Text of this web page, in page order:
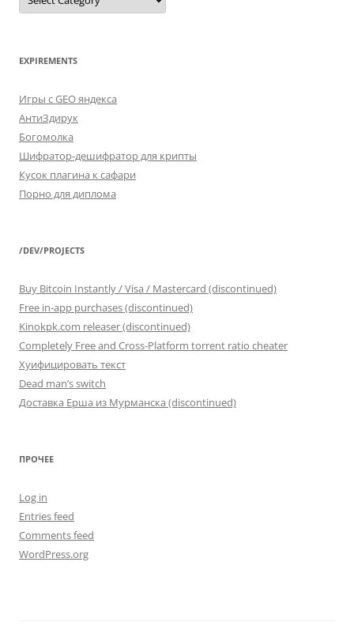
FROM
EXPIREMENTS
Игры с GEO яндекса
АнтиЗдирук
Богомолка
Шифратор-дешифратор для крипты
Кусок плагина к сафари
Порно для диплома
/DEV/PROJECTS
Buy Bitcoin Instantly / Visa / Mastercard (discontinued)
Free in-app purchases (discontinued)
Kinokpk.com releaser (discontinued)
Completely Free and Cross-Platform torrent ratio cheater
Хуифицировать текст
Dead man’s switch
Доставка Ерша из Мурманска (discontinued)
ПРОЧЕЕ
Log in
Entries feed
Comments feed
WordPress.org